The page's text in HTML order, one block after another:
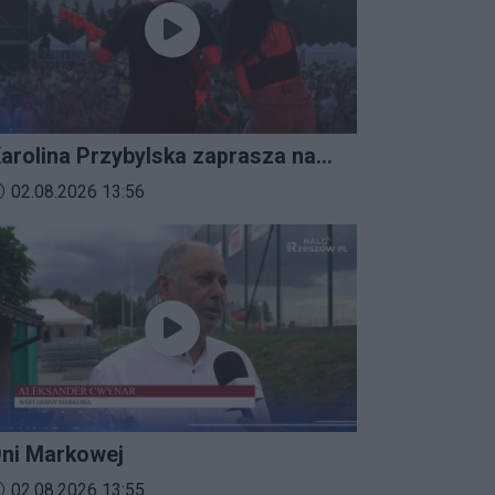
Przybylska zaprasza na
2026
dodania materiału wideo:
02.08.2026 13:56
Markowej
dodania materiału wideo:
02.08.2026 13:55